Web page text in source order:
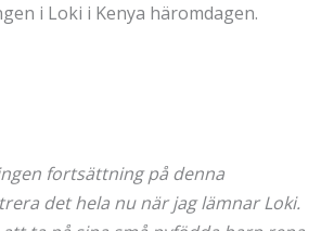
i Loki i Kenya häromdagen.
fortsättning på denna
det hela nu när jag lämnar Loki.